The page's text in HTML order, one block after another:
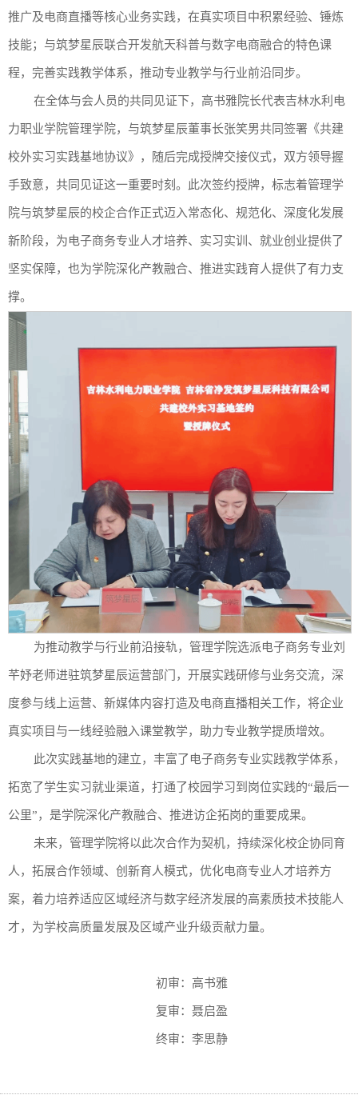
推广及电商直播等核心业务实践，在真实项目中积累经验、锤炼
技能；与筑梦星辰联合开发航天科普与数字电商融合的特色课
程，完善实践教学体系，推动专业教学与行业前沿同步。
在全体与会人员的共同见证下，高书雅院长代表吉林水利电
力职业学院管理学院，与筑梦星辰董事长张笑男共同签署《共建
校外实习实践基地协议》，随后完成授牌交接仪式，双方领导握
手致意，共同见证这一重要时刻。此次签约授牌，标志着管理学
院与筑梦星辰的校企合作正式迈入常态化、规范化、深度化发展
新阶段，为电子商务专业人才培养、实习实训、就业创业提供了
坚实保障，也为学院深化产教融合、推进实践育人提供了有力支
撑。
为推动教学与行业前沿接轨，管理学院选派电子商务专业刘
芊妤老师进驻筑梦星辰运营部门，开展实践研修与业务交流，深
度参与线上运营、新媒体内容打造及电商直播相关工作，将企业
真实项目与一线经验融入课堂教学，助力专业教学提质增效。
此次实践基地的建立，丰富了电子商务专业实践教学体系，
拓宽了学生实习就业渠道，打通了校园学习到岗位实践的“最后一
公里”，是学院深化产教融合、推进访企拓岗的重要成果。
未来，管理学院将以此次合作为契机，持续深化校企协同育
人，拓展合作领域、创新育人模式，优化电商专业人才培养方
案，着力培养适应区域经济与数字经济发展的高素质技术技能人
才，为学校高质量发展及区域产业升级贡献力量。
初审：高书雅
复审：聂启盈
终审：李思静